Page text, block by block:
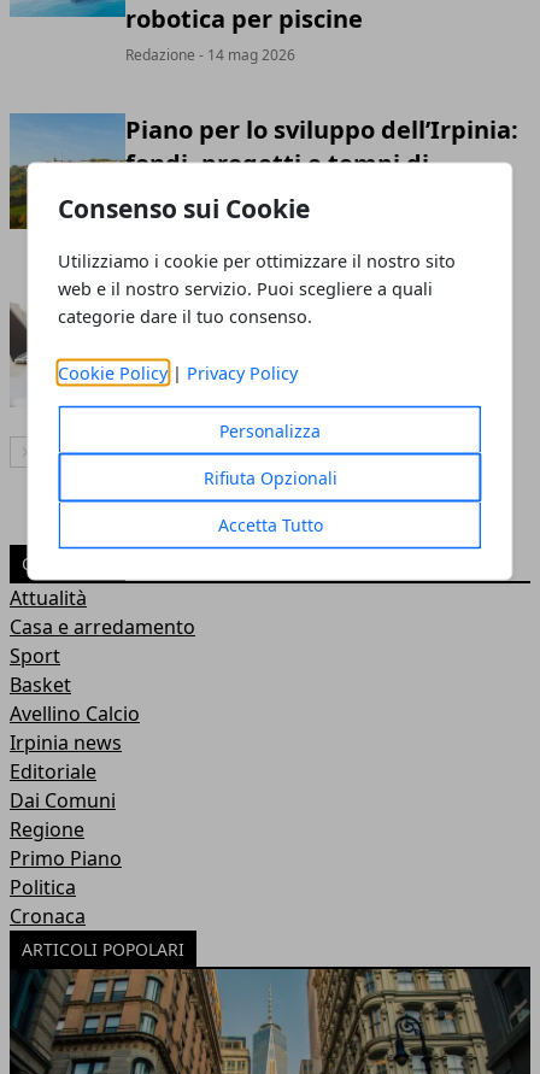
Consenso sui Cookie
Utilizziamo i cookie per ottimizzare il nostro sito
web e il nostro servizio. Puoi scegliere a quali
categorie dare il tuo consenso.
Cookie Policy | Privacy Policy
Personalizza
Rifiuta Opzionali
Accetta Tutto
robotica per piscine
Redazione - 14 mag 2026
Piano per lo sviluppo dell’Irpinia:
fondi, progetti e tempi di
realizzazione
Come gestire emergenze sul
Redazione- 16 set 2025
Articolo Successivo
CATEGORIE
Attualità
Casa e arredamento
Sport
Basket
Avellino Calcio
Irpinia news
Editoriale
Dai Comuni
Regione
Primo Piano
Politica
Cronaca
ARTICOLI POPOLARI